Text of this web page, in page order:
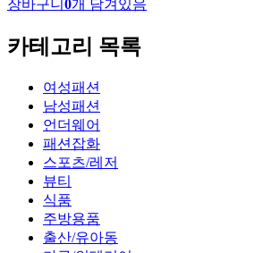
장바구니 0개 담겨있음
카테고리 목록
여성패션
남성패션
언더웨어
패션잡화
스포츠/레저
뷰티
식품
주방용품
출산/유아동